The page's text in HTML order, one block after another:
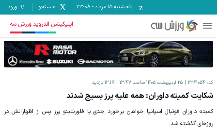
پنجشنبه ۱۵ مرداد -
23:08 جستجو ورود
اپلیکیشن اندروید ورزش سه
کد: 2361054 25 اردیبهشت 1405 ساعت 13:47 12.1K بازدید
شکایت کمیته داوران: همه علیه پرز بسیج شدند
کمیته داوران فوتبال اسپانیا خواهان برخورد جدی با فلورنتینو پرز پس از اظهاراتش در
روزهای گذشته شد.